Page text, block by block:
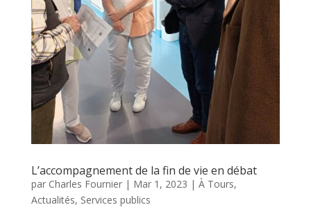
L’accompagnement de la fin de vie en débat
par Charles Fournier| Mar 1, 2023 | À Tours,
Actualités, Services publics